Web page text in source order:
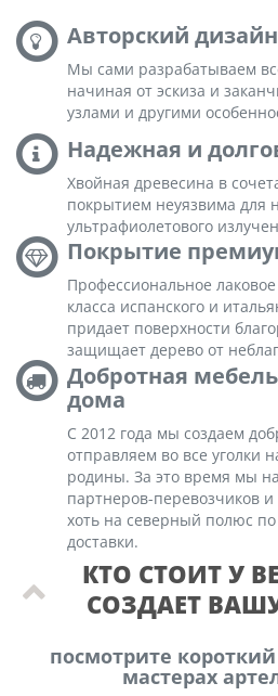
Авторский дизайн
Мы сами разрабатываем
начиная от эскиза и
узлами и другими
Надежная и
Хвойная древесина в
покрытием неуязвима для
ультрафиолетового
Покрытие
Профессиональное
класса испанского и
придает поверхности
защищает дерево от
Добротная
дома
С 2012 года мы создаем
отправляем во все уголки
родины. За это время мы
партнеров-перевозчиков
хоть на северный полюс
доставки.
КТО СТОИТ У
СОЗДАЕТ
посмотрите
мастерах